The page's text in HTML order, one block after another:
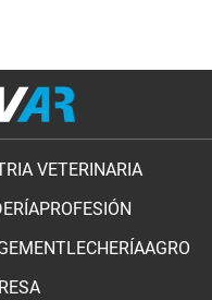
VETERINARIA
PROFESIÓN
LECHERÍAAGRO